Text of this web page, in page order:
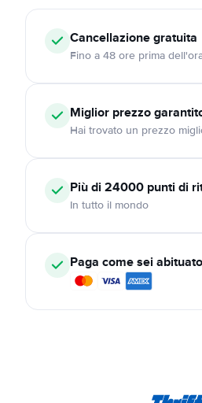
Cancellazionegratuita
Fino a 48 ore prima
Miglior prezzo
Hai trovato un prezzo
Più di 24000 punti di
In tutto il mondo
Paga come sei